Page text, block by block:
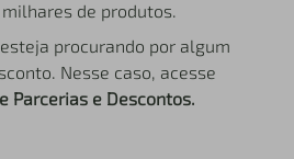
de produtos.
procurando por algum
Nesse caso, acesse
Parcerias e Descontos.